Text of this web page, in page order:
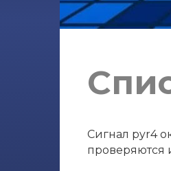
Сигнал pyr4
проверяются